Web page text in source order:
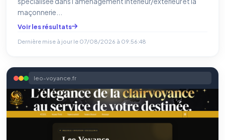
maçonnerie...
Voir les résultats
Dernière mise à jour le 07/08/2026 à 09:56:48
leo-voyance.fr